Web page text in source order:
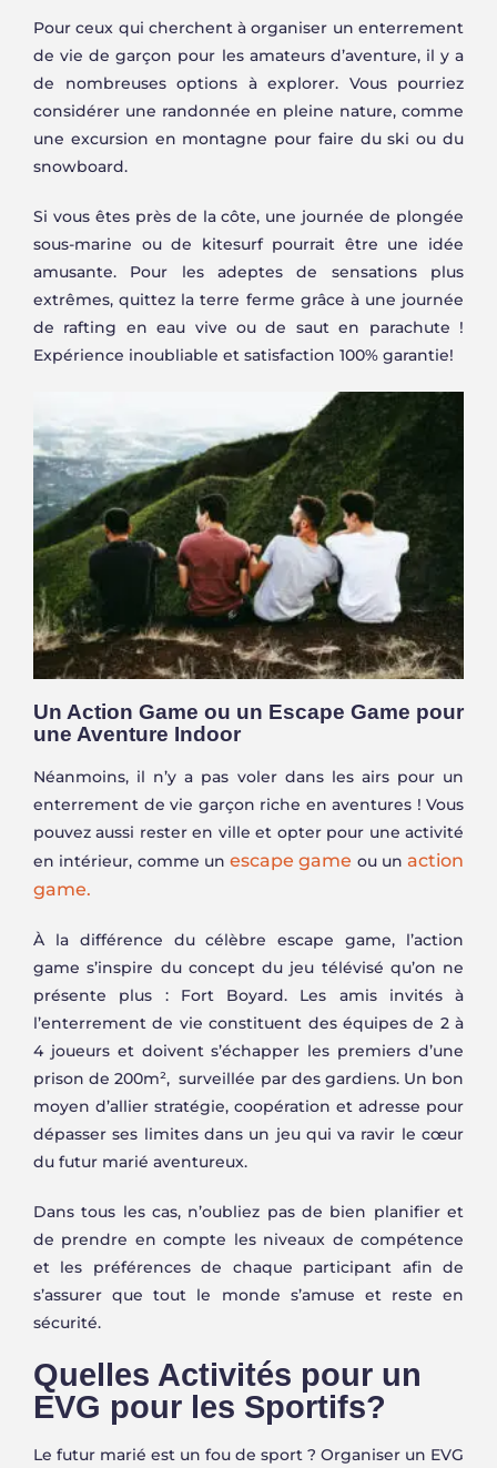
Pour ceux qui cherchent à organiser un enterrement
de vie de garçon pour les amateurs d’aventure, il y a
de nombreuses options à explorer. Vous pourriez
considérer une randonnée en pleine nature, comme
une excursion en montagne pour faire du ski ou du
snowboard.
Si vous êtes près de la côte, une journée de plongée
sous-marine ou de kitesurf pourrait être une idée
amusante. Pour les adeptes de sensations plus
extrêmes, quittez la terre ferme grâce à une journée
de rafting en eau vive ou de saut en parachute !
Expérience inoubliable et satisfaction 100% garantie!
Un Action Game ou un Escape Game pour
une Aventure Indoor
Néanmoins, il n’y a pas voler dans les airs pour un
enterrement de vie garçon riche en aventures ! Vous
pouvez aussi rester en ville et opter pour une activité
en intérieur, comme un escape game ou un action
game.
À la différence du célèbre escape game, l’action
game s’inspire du concept du jeu télévisé qu’on ne
présente plus : Fort Boyard. Les amis invités à
l’enterrement de vie constituent des équipes de 2 à
4 joueurs et doivent s’échapper les premiers d’une
prison de 200m², surveillée par des gardiens. Un bon
moyen d’allier stratégie, coopération et adresse pour
dépasser ses limites dans un jeu qui va ravir le cœur
du futur marié aventureux.
Dans tous les cas, n’oubliez pas de bien planifier et
de prendre en compte les niveaux de compétence
et les préférences de chaque participant afin de
s’assurer que tout le monde s’amuse et reste en
sécurité.
Quelles Activités pour un
EVG pour les Sportifs?
Le futur marié est un fou de sport ? Organiser un EVG